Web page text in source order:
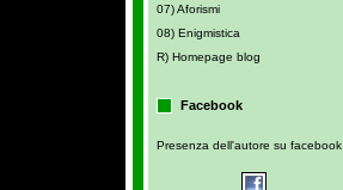
07) Aforismi
08) Enigmistica
R) Homepage blog
Facebook
Presenza dell'autore su facebook